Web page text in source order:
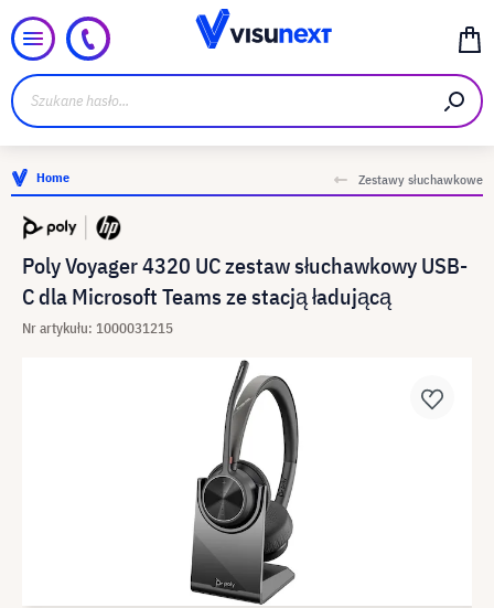
Home Zestawy słuchawkowe
Poly Voyager 4320 UC zestaw słuchawkowy USB-
C dla Microsoft Teams ze stacją ładującą
Nr artykułu: 1000031215